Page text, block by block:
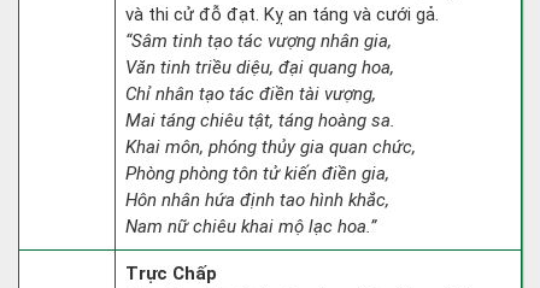
và thi cử đỗ đạt. Kỵ an táng và cưới gả.
“Sâm tinh tạo tác vượng nhân gia,
Văn tinh triều diệu, đại quang hoa,
Chỉ nhân tạo tác điền tài vượng,
Mai táng chiêu tật, táng hoàng sa.
Khai môn, phóng thủy gia quan chức,
Phòng phòng tôn tử kiến điền gia,
Hôn nhân hứa định tao hình khắc,
Nam nữ chiêu khai mộ lạc hoa.”
Trực Chấp